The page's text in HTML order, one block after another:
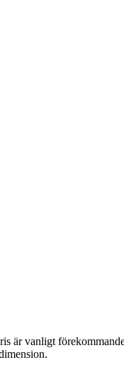
är vanligt